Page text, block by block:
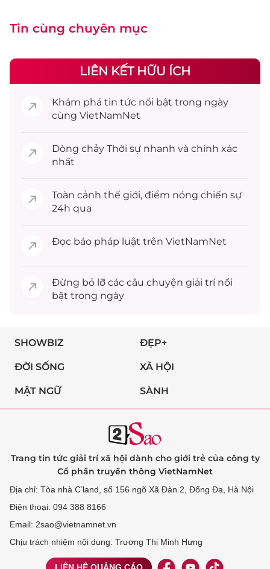
Tin cùng chuyên mục
LIÊN KẾT HỮU ÍCH
Khám phá tin tức nổi bật trong ngày
cùng VietNamNet
Dòng chảy Thời sự nhanh và chính xác
nhất
Toàn cảnh thế giới, điểm nóng chiến sự
24h qua
Đọc báo pháp luật trên VietNamNet
Đừng bỏ lỡ các câu chuyện giải trínổi
bật trong ngày
SHOWBIZ ĐẸP+
ĐỜI SỐNG XÃ HỘI
MẬT NGỮ SÀNH
Trang tin tức giải trí xã hội dành cho giới trẻ của công ty
Cổ phần truyền thông VietNamNet
Địa chỉ: Tòa nhà C’land, số 156 ngõ Xã Đàn 2, Đống Đa, Hà Nội
Điện thoại: 094 388 8166
Email: 2sao@vietnamnet.vn
Chịu trách nhiệm nội dung: Trương Thị Minh Hưng